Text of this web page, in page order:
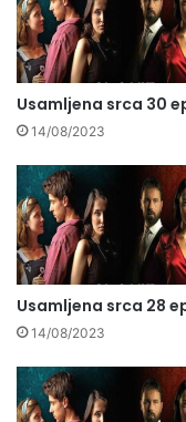
Usamljena srca 30
14/08/2023
Usamljena srca 28
14/08/2023